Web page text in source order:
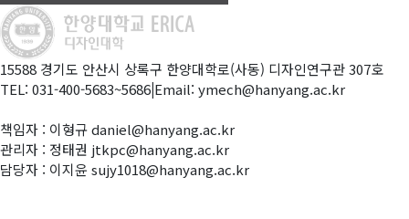
15588 경기도 안산시 상록구 한양대학로(사동) 디자인연구관 307호
TEL: 031-400-5683~5686|Email: ymech@hanyang.ac.kr
책임자 : 이형규 daniel@hanyang.ac.kr
관리자 : 정태권 jtkpc@hanyang.ac.kr
담당자 : 이지윤 sujy1018@hanyang.ac.kr